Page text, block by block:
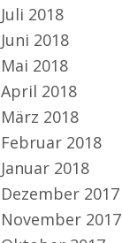
Juli 2018
Juni 2018
Mai 2018
April 2018
März 2018
Februar 2018
Januar 2018
Dezember 2017
November 2017